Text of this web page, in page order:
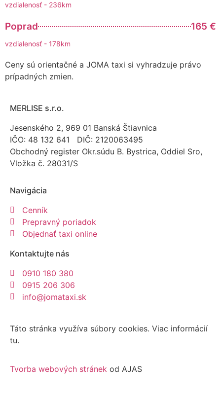
vzdialenosť - 236km
Poprad 165 €
vzdialenosť - 178km
Ceny sú orientačné a JOMA taxi si vyhradzuje právo
prípadných zmien.
MERLISE s.r.o.
Jesenského 2, 969 01 Banská Štiavnica
IČO: 48 132 641 DIČ: 2120063495
Obchodný register Okr.súdu B. Bystrica, Oddiel Sro,
Vložka č. 28031/S
Navigácia
Cenník
Prepravný poriadok
Objednať taxi online
Kontaktujte nás
0910 180 380
0915 206 306
info@jomataxi.sk
Táto stránka využíva súbory cookies. Viac informácií
tu.
Tvorba webových stránek od AJAS